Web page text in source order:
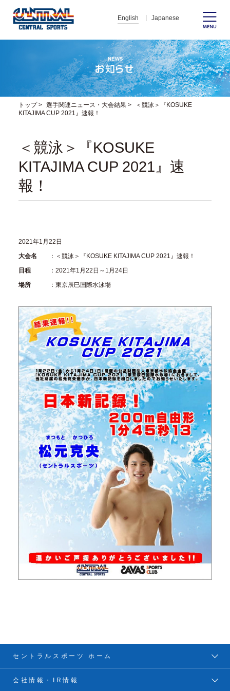
English Japanese
トップ> 選手関連ニュース・大会結果>
＜競泳＞『KOSUKE
KITAJIMA CUP 2021』速報！
＜競泳＞『KOSUKE
KITAJIMA CUP 2021』速
報！
2021年1月22日
大会名
：＜競泳＞『KOSUKE KITAJIMA CUP 2021』速報！
日程
：2021年1月22日～1月24日
場所
：東京辰巳国際水泳場
セントラルスポーツ ホーム
会社情報・IR情報